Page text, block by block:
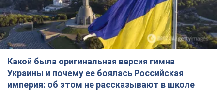
Какой была оригинальная версия гимна
Украины и почему ее боялась Российская
империя: об этом не рассказывают в школе